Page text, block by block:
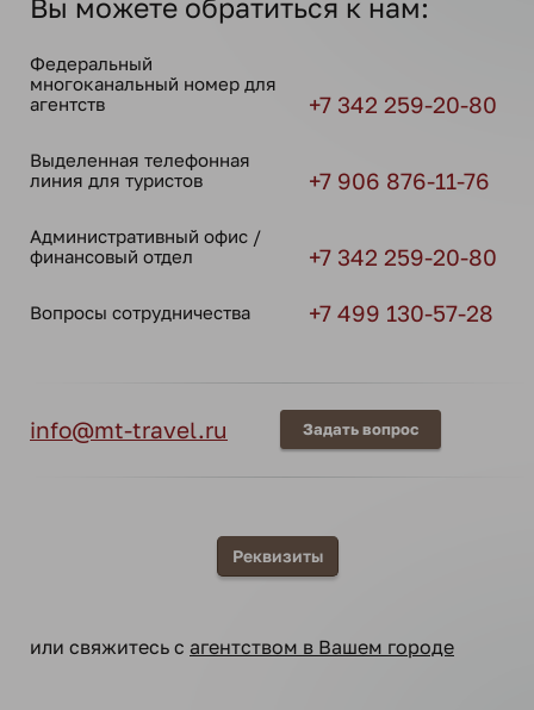
Вы можете обратиться к нам:
Федеральный
многоканальный номер для
агентств
+7 342 259-20-80
Выделенная телефонная
линия для туристов
+7 906 876-11-76
Административный офис /
финансовый отдел
+7 342 259-20-80
Вопросы сотрудничества +7 499 130-57-28
info@mt-travel.ru Задать вопрос
Реквизиты
или свяжитесь с агентством в Вашем городе